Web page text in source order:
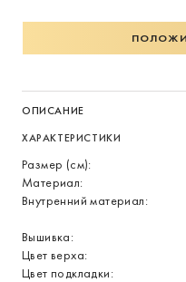
ОПИСАНИЕ
ХАРАКТЕРИСТИКИ
Размер (см):
Материал:
Внутренний материал:
Вышивка:
Цвет верха:
Цвет подкладки: